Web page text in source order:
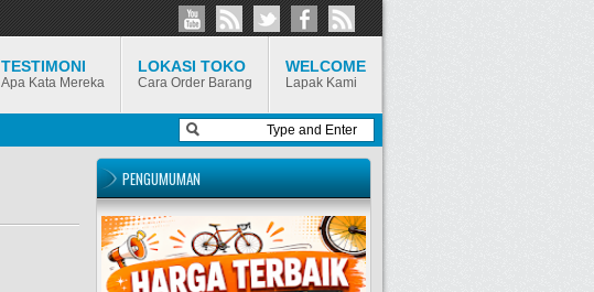
WELCOME
Lapak Kami
LOKASI TOKO
Cara Order Barang
TESTIMONI
Apa Kata Mereka
PENGUMUMAN